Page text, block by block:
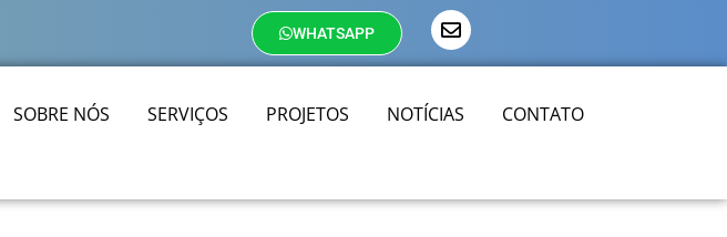
WHATSAPP
SOBRE NÓS SERVIÇOS PROJETOS NOTÍCIAS CONTATO